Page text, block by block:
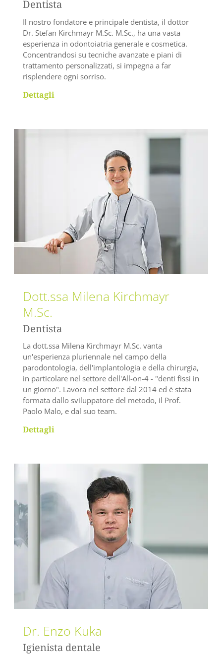
Dentista
Il nostro fondatore e principale dentista, il dottor
Dr. Stefan Kirchmayr M.Sc. M.Sc., ha una vasta
esperienza in odontoiatria generale e cosmetica.
Concentrandosi su tecniche avanzate e piani di
trattamento personalizzati, si impegna a far
risplendere ogni sorriso.
Dettagli
Dott.ssa Milena Kirchmayr
M.Sc.
Dentista
La dott.ssa Milena Kirchmayr M.Sc. vanta
un'esperienza pluriennale nel campo della
parodontologia, dell'implantologia e della chirurgia,
in particolare nel settore dell'All-on-4 - "denti fissi in
un giorno". Lavora nel settore dal 2014 ed è stata
formata dallo sviluppatore del metodo, il Prof.
Paolo Malo, e dal suo team.
Dettagli
Dr. Enzo Kuka
Igienista dentale